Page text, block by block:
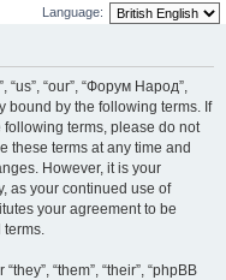
Language:
“our”, “Форум Народ”,
bound by the following terms. If
terms, please do not
these terms at any time and
However, it is your
as your continued use of
your agreement to be
terms.
“them”, “their”, “phpBB